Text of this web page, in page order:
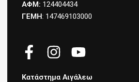
ΑΦΜ: 124404434
ΓΕΜΗ: 147469103000
Κατάστημα Αιγάλεω